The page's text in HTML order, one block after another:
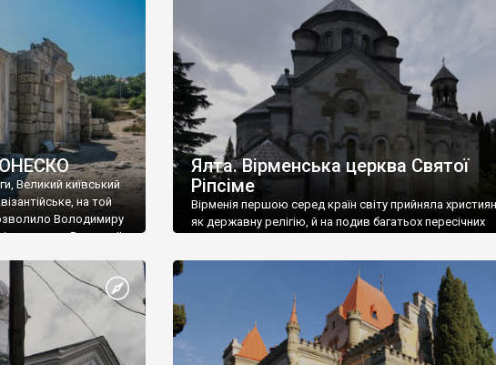
з фондів об’єкту
Таврійського».
але експерти та
називаються «повстяками» (postaki)…” “Вино. Крим
виробляє відмінне вино і його вдосталь: воно все
легке біле і дуже […]
ЮНЕСКО
Великий київський
на той
Володимиру
Василю ІІ,
На честь
[…]
Ялта. Вірменська церква Святої
Ріпсіме
Вірменія першою серед країн світу прийняла
як державну релігію, й на подив багатьох пересічних